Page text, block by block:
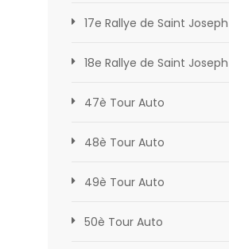
17e Rallye de Saint Joseph
18e Rallye de Saint Joseph
47è Tour Auto
48è Tour Auto
49è Tour Auto
50è Tour Auto